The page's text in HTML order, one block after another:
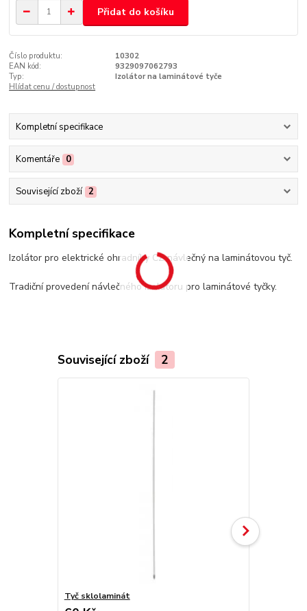
Přidat do košíku
Číslo produktu:
10302
EAN kód:
9329097062793
Typ:
Izolátor na laminátové tyče
Hlídat cenu / dostupnost
Kompletní specifikace
Komentáře 0
Související zboží 2
Kompletní specifikace
Izolátor pro elektrické ohradníky CZ návlečný na laminátovou tyč.
Tradiční provedení návlečného izolátoru pro laminátové tyčky.
Související zboží 2
Tyč sklolaminát